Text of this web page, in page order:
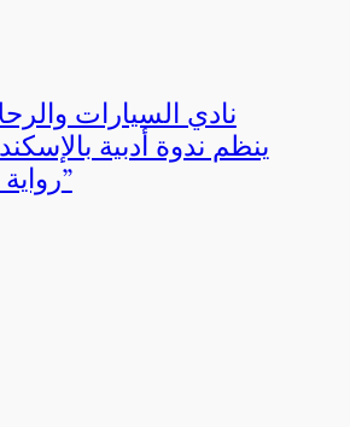
نادي السيارات
ينظم ندوة أدبية
رواية “أنا بنت مين”